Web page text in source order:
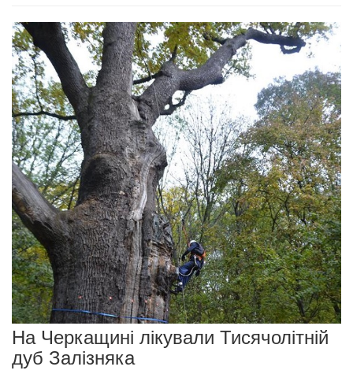
На Черкащині лікували Тисячолітній
дуб Залізняка